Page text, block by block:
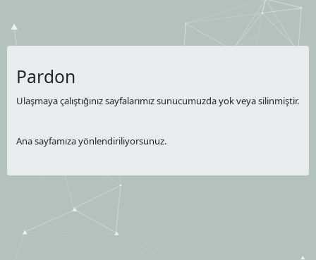
Pardon
Ulaşmaya çalıştığınız sayfalarımız sunucumuzda yok veya silinmiştir.
Ana sayfamıza yönlendiriliyorsunuz.